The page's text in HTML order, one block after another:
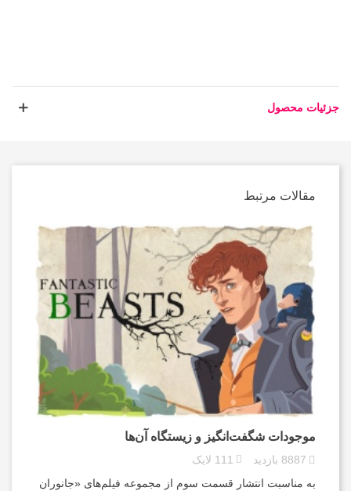
جزئیات محصول
مقالات مرتبط
موجودات شگفت‌انگیز و زیستگاه آن‌ها
8887 بازدید 111 لایک
به مناسبت انتشار قسمت سوم از مجموعه فیلم‌های «جانوران